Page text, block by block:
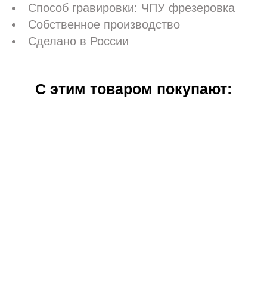
Способ гравировки: ЧПУ фрезеровка
Собственное производство
Сделано в России
С этим товаром покупают: